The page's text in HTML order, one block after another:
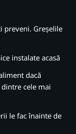
preveni. Greșelile
instalate acasă
dacă
cele mai
le fac înainte de